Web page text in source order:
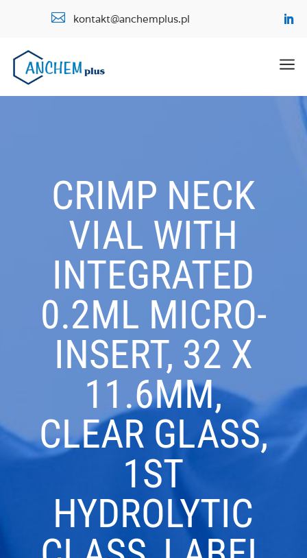
 kontakt@anchemplus.pl
a
CRIMP NECK
VIAL WITH
INTEGRATED
0.2ML MICRO-
INSERT, 32 X
11.6MM,
CLEAR GLASS,
1ST
HYDROLYTIC